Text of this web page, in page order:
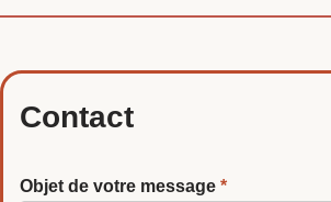
Contact
Objet de votre message *